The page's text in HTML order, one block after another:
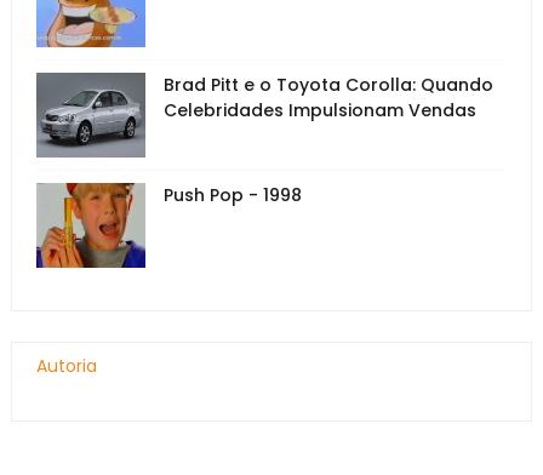
Brad Pitt e o Toyota Corolla: Quando
Celebridades Impulsionam Vendas
Push Pop - 1998
Autoria